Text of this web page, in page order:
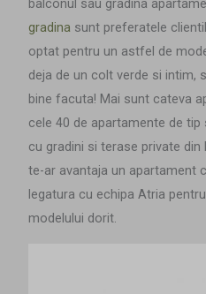
balconul sau gradina
gradina sunt preferatele
optat pentru un astfel de
deja de un colt verde si intim,
bine facuta! Mai sunt cateva
cele 40 de apartamente de
cu gradini si terase private
te-ar avantaja un apartament
legatura cu echipa Atria
modelului dorit.